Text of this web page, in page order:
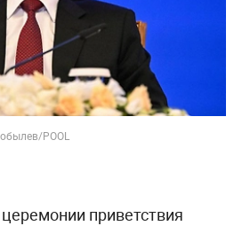
POOL
приветствия